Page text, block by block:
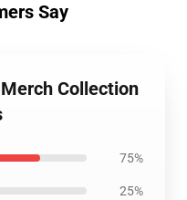
Say
Collection
75%
25%